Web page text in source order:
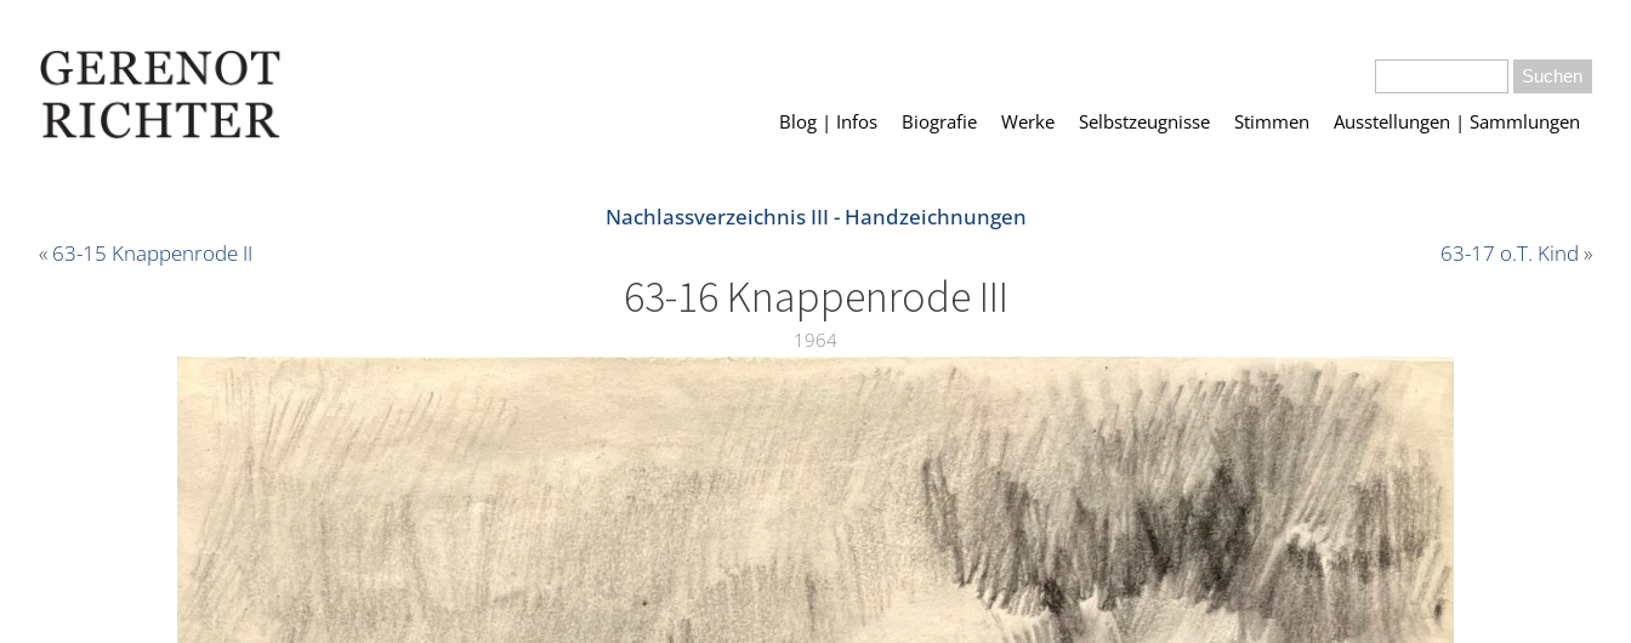
Blog | Infos Biografie Werke Selbstzeugnisse Stimmen Ausstellungen | Sammlungen
Nachlassverzeichnis III - Handzeichnungen
« 63-15 Knappenrode II 63-17 o.T. Kind »
63-16 Knappenrode III
1964